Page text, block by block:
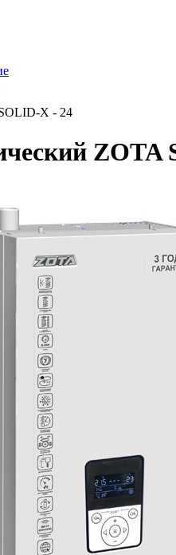
X - 24
ZOTA